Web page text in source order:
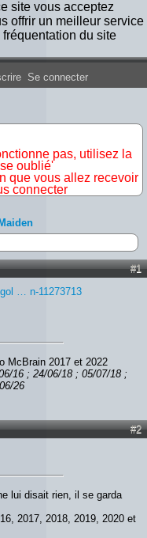
site vous acceptez
offrir un meilleur service
du site
France
Se connecter
pas, utilisez la
oublié'
que vous allez recevoir
connecter
#1
… n-11273713
McBrain 2017 et 2022
16 ; 24/06/18 ; 05/07/18 ;
26
#2
lui disait rien, il se garda
2017, 2018, 2019, 2020 et